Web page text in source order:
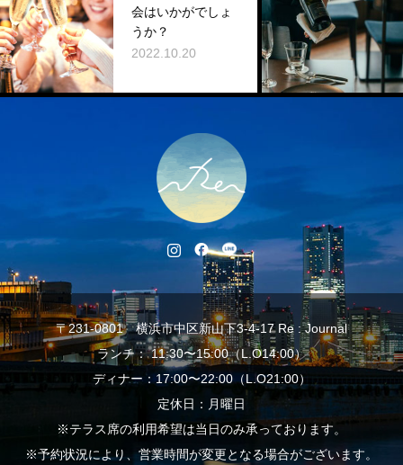
会はいかがでしょ
うか？
2022.10.20
〒231-0801 横浜市中区新山下3-4-17 Re : Journal
ランチ： 11:30〜15:00（L.O14:00）
ディナー：17:00〜22:00（L.O21:00）
定休日：月曜日
※テラス席の利用希望は当日のみ承っております。
※予約状況により、営業時間が変更となる場合がございます。